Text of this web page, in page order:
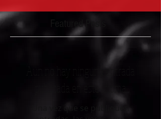
Featured Posts
Aún no hay ninguna entrada